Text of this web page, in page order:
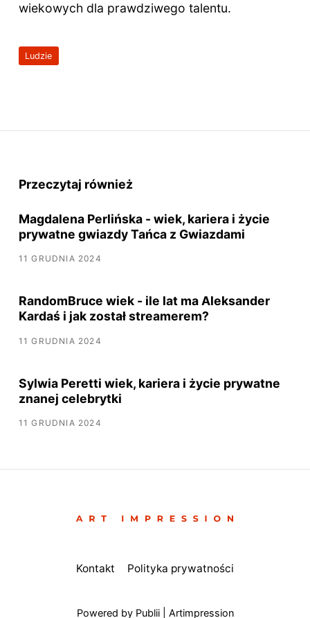
wiekowych dla prawdziwego talentu.
Ludzie
Przeczytaj również
Magdalena Perlińska - wiek, kariera i życie
prywatne gwiazdy Tańca z Gwiazdami
11 GRUDNIA 2024
RandomBruce wiek - ile lat ma Aleksander
Kardaś i jak został streamerem?
11 GRUDNIA 2024
Sylwia Peretti wiek, kariera i życie prywatne
znanej celebrytki
11 GRUDNIA 2024
Kontakt Polityka prywatności
Powered by Publii | Artimpression